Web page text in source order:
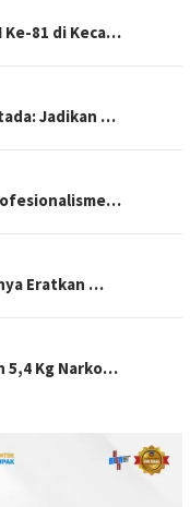
Ke-81 di Keca…
Jadikan …
Eratkan …
5,4 Kg Narko…